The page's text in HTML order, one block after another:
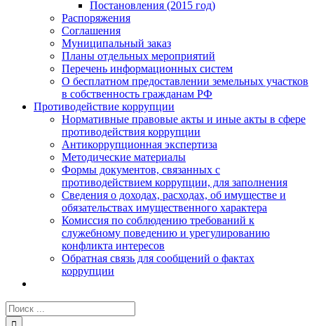
Постановления (2015 год)
Распоряжения
Соглашения
Муниципальный заказ
Планы отдельных мероприятий
Перечень информационных систем
О бесплатном предоставлении земельных участков
в собственность гражданам РФ
Противодействие коррупции
Нормативные правовые акты и иные акты в сфере
противодействия коррупции
Антикоррупционная экспертиза
Методические материалы
Формы документов, связанных с
противодействием коррупции, для заполнения
Сведения о доходах, расходах, об имуществе и
обязательствах имущественного характера
Комиссия по соблюдению требований к
служебному поведению и урегулированию
конфликта интересов
Обратная связь для сообщений о фактах
коррупции
Результат
поиска: